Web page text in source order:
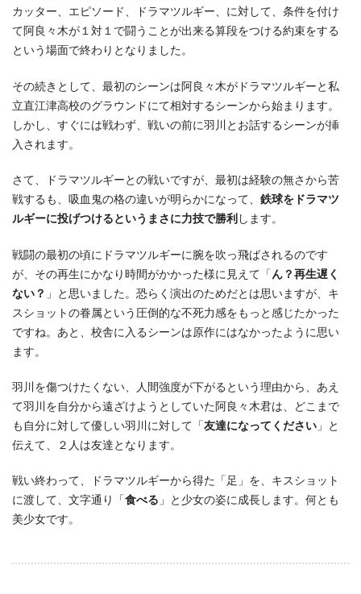
カッター、エピソード、ドラマツルギー、に対して、条件を付け
て阿良々木が１対１で闘うことが出来る算段をつける約束をする
という場面で終わりとなりました。
その続きとして、最初のシーンは阿良々木がドラマツルギーと私
立直江津高校のグラウンドにて相対するシーンから始まります。
しかし、すぐには戦わず、戦いの前に羽川とお話するシーンが挿
入されます。
さて、ドラマツルギーとの戦いですが、最初は経験の無さから苦
戦するも、吸血鬼の格の違いが明らかになって、 鉄球をドラマツ
ルギーに投げつけるというまさに力技で勝利 します。
戦闘の最初の頃にドラマツルギーに腕を吹っ飛ばされるのです
が、その再生にかなり時間がかかった様に見えて「 ん？再生遅く
ない？ 」と思いました。恐らく演出のためだとは思いますが、キ
スショットの眷属という圧倒的な不死力感をもっと感じたかった
ですね。あと、校舎に入るシーンは原作にはなかったように思い
ます。
羽川を傷つけたくない、人間強度が下がるという理由から、あえ
て羽川を自分から遠ざけようとしていた阿良々木君は、どこまで
も自分に対して優しい羽川に対して「 友達になってください 」と
伝えて、２人は友達となります。
戦い終わって、ドラマツルギーから得た「足」を、キスショット
に渡して、文字通り「 食べる 」と少女の姿に成長します。何とも
美少女です。